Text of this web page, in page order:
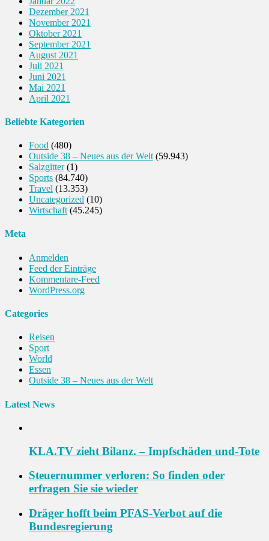
Dezember 2021
November 2021
Oktober 2021
September 2021
August 2021
Juli 2021
Juni 2021
Mai 2021
April 2021
Beliebte Kategorien
Food (480)
Outside 38 – Neues aus der Welt (59.943)
Salzgitter(1)
Sports (84.740)
Travel (13.353)
Uncategorized (10)
Wirtschaft (45.245)
Meta
Anmelden
Feed der Einträge
Kommentare-Feed
WordPress.org
Categories
Reisen
Sport
World
Essen
Outside 38 – Neues aus der Welt
Latest News
KLA.TV zieht Bilanz. – Impfschäden und-Tote
Steuernummer verloren: So finden oder
erfragen Sie sie wieder
Dräger hofft beim PFAS-Verbot auf die
Bundesregierung